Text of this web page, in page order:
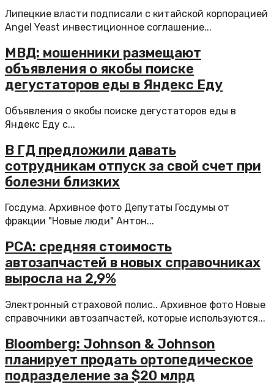
Липецкие власти подписали с китайской корпорацией
Angel Yeast инвестиционное соглашение...
МВД: мошенники размещают
объявления о якобы поиске
дегустаторов еды в Яндекс Еду
Объявления о якобы поиске дегустаторов еды в
Яндекс Еду с...
В ГД предложили давать
сотрудникам отпуск за свой счет при
болезни близких
Госдума. Архивное фото Депутаты Госдумы от
фракции "Новые люди" Антон...
РСА: средняя стоимость
автозапчастей в новых справочниках
выросла на 2,9%
Электронный страховой полис.. Архивное фото Новые
справочники автозапчастей, которые используются...
Bloomberg: Johnson & Johnson
планирует продать ортопедическое
подразделение за $20 млрд